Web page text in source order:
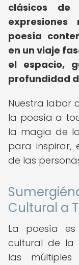
clásicos
poesía
en un viaje
el espacio,
profundidad
Nuestra labor
la poesía a
la magia de
para inspirar,
de las
Cultural a
La poesía
cultural de la
las